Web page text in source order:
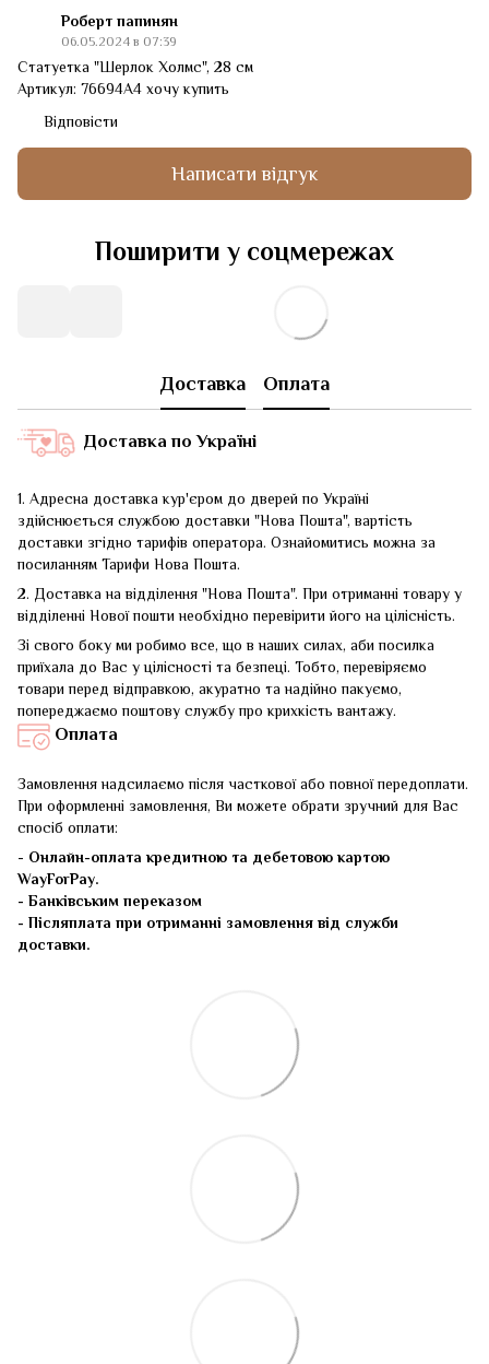
Роберт папинян
06.05.2024 в 07:39
Статуетка "Шерлок Холмс", 28 см
Артикул: 76694A4 хочу купить
Відповісти
Написати відгук
Поширити у соцмережах
Доставка Оплата
Доставка по Україні
1. Адресна доставка кур'єром до дверей по Україні
здійснюється службою доставки "Нова Пошта", вартість
доставки згідно тарифів оператора. Ознайомитись можна за
посиланням Тарифи Нова Пошта.
2. Доставка на відділення "Нова Пошта". При отриманні товару у
відділенні Нової пошти необхідно перевірити його на цілісність.
Зі свого боку ми робимо все, що в наших силах, аби посилка
приїхала до Вас у цілісності та безпеці. Тобто, перевіряємо
товари перед відправкою, акуратно та надійно пакуємо,
попереджаємо поштову службу про крихкість вантажу.
Оплата
Замовлення надсилаємо після часткової або повної передоплати.
При оформленні замовлення, Ви можете обрати зручний для Вас
спосіб оплати:
- Онлайн-оплата кредитною та дебетовою картою
WayForPay.
- Банківським переказом
- Післяплата при отриманні замовлення від служби
доставки.